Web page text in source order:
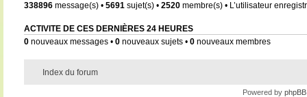
338896message(s) • 5691sujet(s) • 2520membre(s) • L’utilisateur
ACTIVITE DE CES DERNIÈRES 24 HEURES
0nouveaux messages • 0nouveaux sujets • 0nouveaux membres
Index du forum
Powered by phpBB